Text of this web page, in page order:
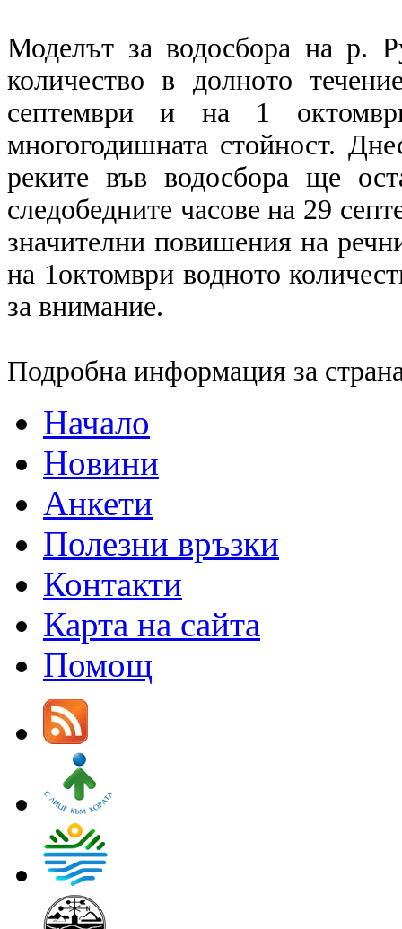
Моделът за водосбора на р.
количество в долното
септември и на 1
многогодишната стойност.
реките във водосбора ще
следобедните часове на 29
значителни повишения на
на 1октомври водното
за внимание.
Подробна информация за
Начало
Новини
Анкети
Полезни връзки
Контакти
Карта на сайта
Помощ